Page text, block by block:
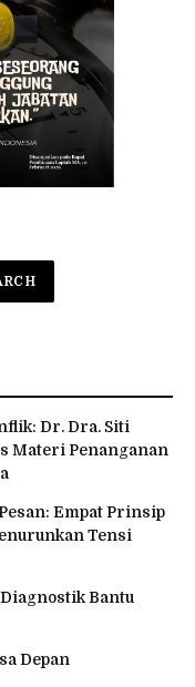
Dr. Dra. Siti
Materi Penanganan
Empat Prinsip
Tensi
Bantu
Depan